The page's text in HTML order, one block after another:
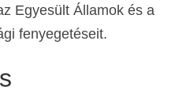
Egyesült Államok és a
fenyegetéseit.